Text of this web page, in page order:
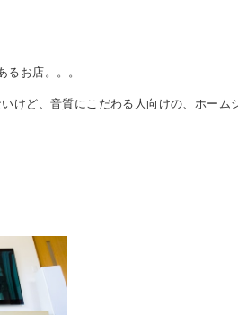
お店。。。
けど、音質にこだわる人向けの、ホーム